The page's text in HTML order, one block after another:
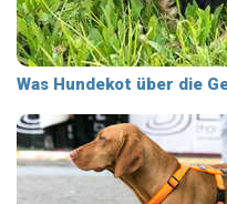
Was Hundekot über die